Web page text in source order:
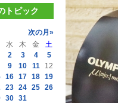
トピック
次の月»
水 木 金
土
2 3 4
5
9 10 11
12
16 17 18 19
23 24 25 26
30 31